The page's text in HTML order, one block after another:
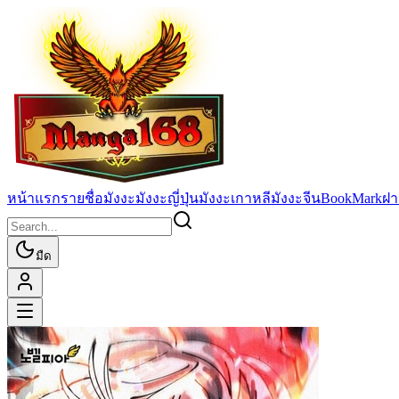
หน้าแรกรายชื่อมังงะมังงะญี่ปุ่นมังงะเกาหลีมังงะจีนBookMarkฝ
มืด